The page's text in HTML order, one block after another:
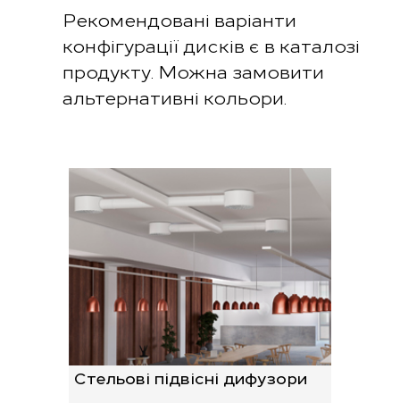
Рекомендовані варіанти
конфігурації дисків є в каталозі
продукту. Можна замовити
альтернативні кольори.
Стельові підвісні дифузори